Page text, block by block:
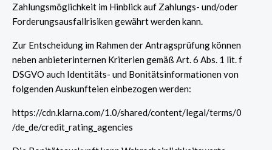
Zahlungsmöglichkeit im Hinblick auf Zahlungs- und/oder
Forderungsausfallrisiken gewährt werden kann.
Zur Entscheidung im Rahmen der Antragsprüfung können
neben anbieterinternen Kriterien gemäß Art. 6 Abs. 1 lit. f
DSGVO auch Identitäts- und Bonitätsinformationen von
folgenden Auskunfteien einbezogen werden:
https://cdn.klarna.com/1.0/shared/content/legal/terms/0
/de_de/credit_rating_agencies